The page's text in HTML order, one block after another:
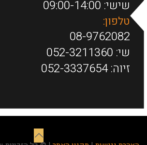
שישי: 09:00-14:00
טלפון:
08-9762082
שי: 052-3211360
זיוה:052-3337654